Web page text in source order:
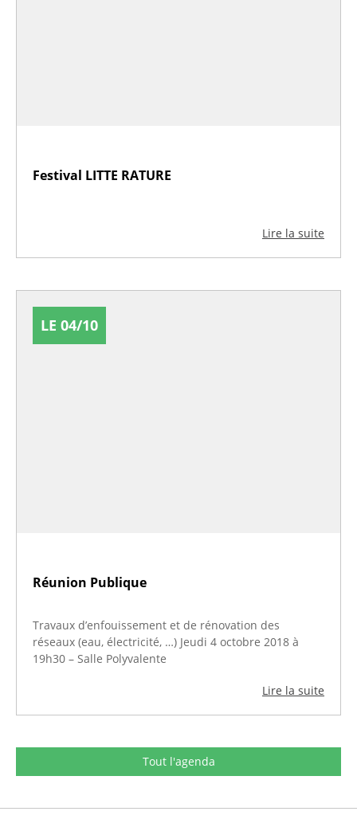
Festival LITTE RATURE
Lire la suite
LE 04/10
Réunion Publique
Travaux d’enfouissement et de rénovation des
réseaux (eau, électricité, …) Jeudi 4 octobre 2018 à
19h30 – Salle Polyvalente
Lire la suite
Tout l'agenda